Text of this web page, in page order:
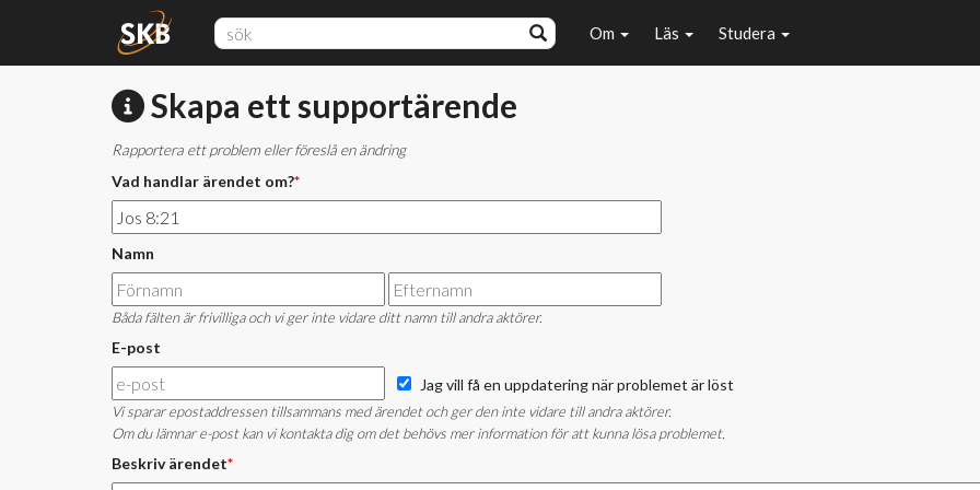
Om Läs Studera
Skapa ett supportärende
Rapportera ett problem eller föreslå en ändring
Vad handlar ärendet om?*
Namn
Båda fälten är frivilliga och vi ger inte vidare ditt namn till andra aktörer.
E-post
Jag vill få en uppdatering när problemet är löst
Vi sparar epostaddressen tillsammans med ärendet och ger den inte vidare till andra aktörer.
Om du lämnar e-post kan vi kontakta dig om det behövs mer information för att kunna lösa problemet.
Beskriv ärendet*